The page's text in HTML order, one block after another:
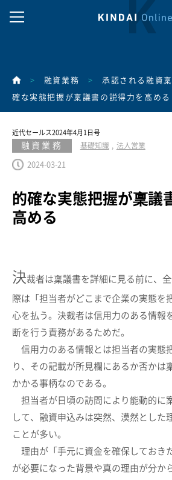
> 融資業務 > 承認される融資
確な実態把握が稟議書の説得力を高める
近代セールス2024年4月1日号
融資業務 基礎知識 法人営業
2024-03-21
的確な実態把握が稟議
高める
決裁者は稟議書を詳細に見る前に、
際は「担当者がどこまで企業の実態を
心を払う。決裁者は信用力のある情報
断を行う責務があるためだ。
信用力のある情報とは担当者の実態
り、その記載が所見欄にあるか否かは
かかる事柄なのである。
担当者が日頃の訪問により能動的に
して、融資申込みは突然、漠然とした
ことが多い。
理由が「手元に資金を確保しておき
が必要になった背景や真の理由が分か